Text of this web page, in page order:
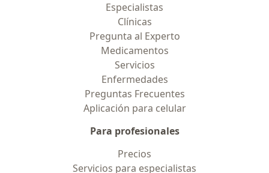
Especialistas
Clínicas
Pregunta al Experto
Medicamentos
Servicios
Enfermedades
Preguntas Frecuentes
Aplicación para celular
Para profesionales
Precios
Servicios para especialistas